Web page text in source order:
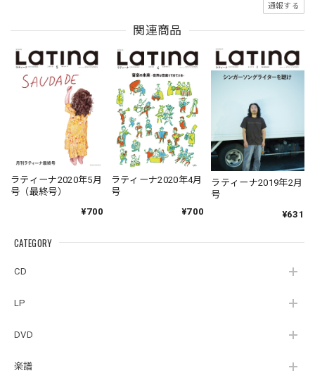
CATEGORY
CD
LP
DVD
楽譜
通報する
関連商品
ラティーナ2020年5月
号（最終号）
¥700
ラティーナ2020年4月
号
¥700
ラティーナ2019年2月
号
¥631